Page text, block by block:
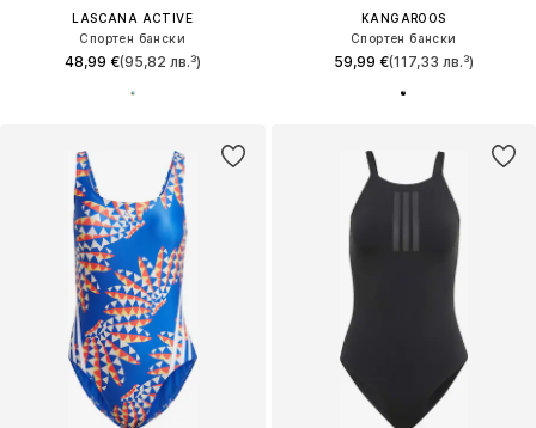
LASCANA ACTIVE
Спортен бански
48,99 €(95,82 лв.³)
KANGAROOS
Спортен бански
59,99 €(117,33 лв.³)